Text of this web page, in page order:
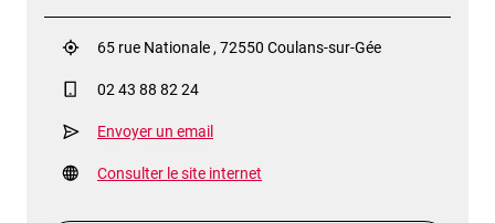
65 rue Nationale , 72550 Coulans-sur-Gée
02 43 88 82 24
Envoyer un email
Consulter le site internet